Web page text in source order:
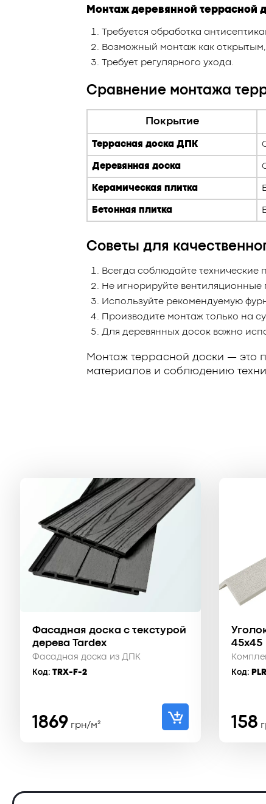
Монтаж деревянной террасной
Требуется обработка
Возможный монтаж как
Требует регулярного ухода.
Сравнение монтажа
Покрытие
Террасная доска ДПК
Деревянная доска
Керамическая плитка
Бетонная плитка
Советы для
Всегда соблюдайте технические
Не игнорируйте вентиляционные
Используйте рекомендуемую
Производите монтаж только на
Для деревянных досок важно
Монтаж террасной доски — это
материалов и соблюдению
Фасадная доска с текстурой
дерева Tardex
Фасадная доска из ДПК
Код:TRX-F-2
1869 грн/м²
45х45
Код:
158